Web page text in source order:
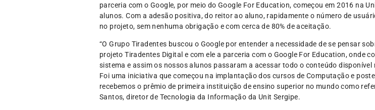
parceria com o Google, por meio do Google For Education, começou em 2016 na
alunos. Com a adesão positiva, do reitor ao aluno, rapidamente o número de
no projeto, sem nenhuma obrigação e com cerca de 80% de aceitação.
“O Grupo Tiradentes buscou o Google por entender a necessidade de se pensar
projeto Tiradentes Digital e com ele a parceria com o Google For Education, onde
sistema e assim os nossos alunos passaram a acessar todo o conteúdo
Foi uma iniciativa que começou na implantação dos cursos de Computação e
recebemos o prêmio de primeira instituição de ensino superior no mundo como
Santos, diretor de Tecnologia da Informação da Unit Sergipe.